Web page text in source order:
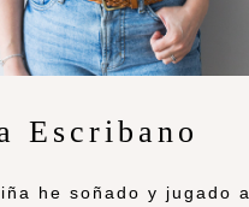
Escribano
he soñado y jugado a